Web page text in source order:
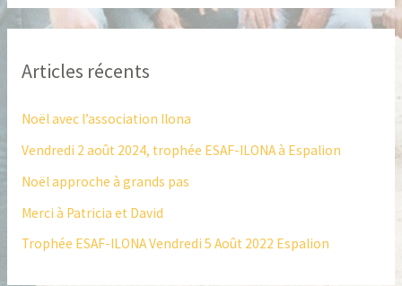
e
h
e
r
Articles récents
Noël avec l’association Ilona
Vendredi 2 août 2024, trophée ESAF-ILONA à Espalion
Noël approche à grands pas
Merci à Patricia et David
Trophée ESAF-ILONA Vendredi 5 Août 2022 Espalion